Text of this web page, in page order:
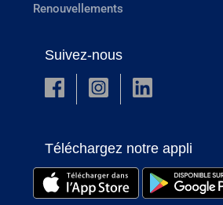
Renouvellements
Suivez-nous
Téléchargez notre appli